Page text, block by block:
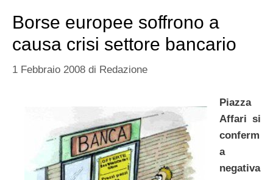
Borse europee soffrono a
causa crisi settore bancario
1 Febbraio 2008 di Redazione
Piazza
Affari si
conferm
a
negativa